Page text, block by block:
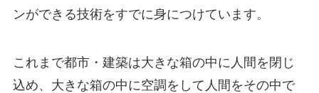
ンができる技術をすでに身につけています。
これまで都市・建築は大きな箱の中に人間を閉じ
込め、大きな箱の中に空調をして人間をその中で